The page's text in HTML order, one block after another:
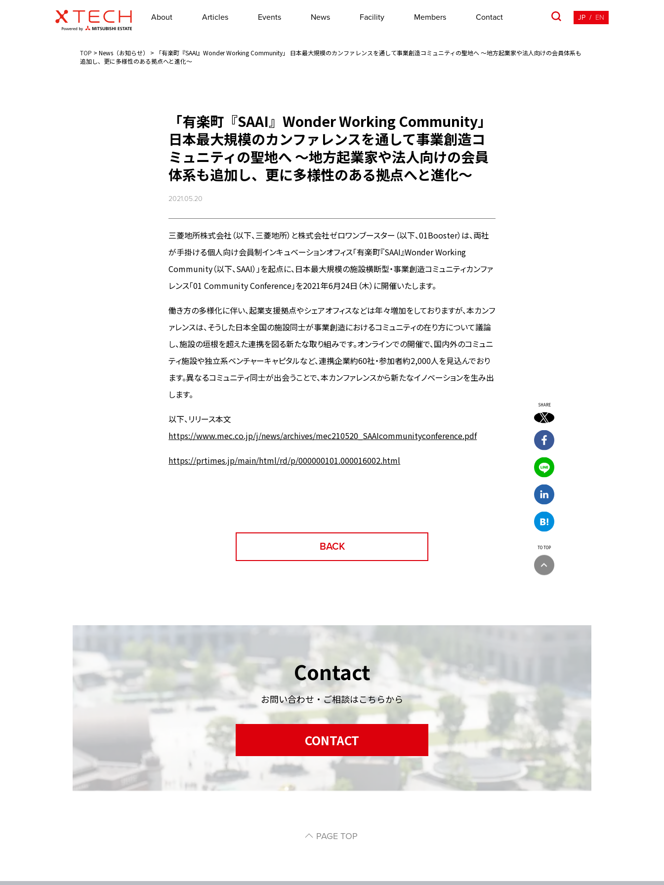
About Articles Events News Facility Members Contact JP / EN
TOP > News（お知らせ） >
「有楽町『SAAI』Wonder Working Community」 日本最大規模のカンファレンスを通して事業創造コミュニティの聖地へ ～地方起業家や法人向けの会員体系も
追加し、更に多様性のある拠点へと進化～
SHARE
TO TOP
「有楽町『SAAI』Wonder Working Community」
日本最大規模のカンファレンスを通して事業創造コ
ミュニティの聖地へ ～地方起業家や法人向けの会員
体系も追加し、更に多様性のある拠点へと進化～
2021.05.20
三菱地所株式会社（以下、三菱地所）と株式会社ゼロワンブースター（以下、01Booster）は、両社
が手掛ける個人向け会員制インキュベーションオフィス「有楽町『SAAI』Wonder Working
Community（以下、SAAI）」を起点に、日本最大規模の施設横断型・事業創造コミュニティカンファ
レンス「01 Community Conference」を2021年6月24日（木）に開催いたします。
働き方の多様化に伴い、起業支援拠点やシェアオフィスなどは年々増加をしておりますが、本カンフ
ァレンスは、そうした日本全国の施設同士が事業創造におけるコミュニティの在り方について議論
し、施設の垣根を超えた連携を図る新たな取り組みです。オンラインでの開催で、国内外のコミュニ
ティ施設や独立系ベンチャーキャピタルなど、連携企業約60社・参加者約2,000人を見込んでおり
ます。異なるコミュニティ同士が出会うことで、本カンファレンスから新たなイノベーションを生み出
します。
以下、リリース本文
https://www.mec.co.jp/j/news/archives/mec210520_SAAIcommunityconference.pdf
https://prtimes.jp/main/html/rd/p/000000101.000016002.html
BACK
Contact
お問い合わせ・ご相談はこちらから
CONTACT
PAGE TOP